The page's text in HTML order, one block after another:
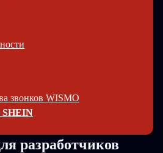
звонков WISMO
SHEIN
разработчиков